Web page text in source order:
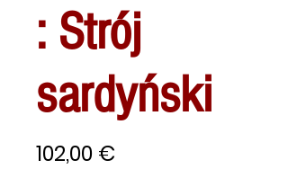
: Strój
sardyński
102,00 €